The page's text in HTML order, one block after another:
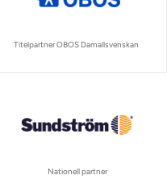
Titelpartner OBOS Damallsvenskan
Nationell partner